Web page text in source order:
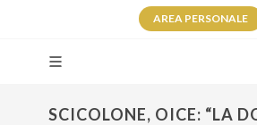
AREA PERSONALE
SCICOLONE, OICE: “LA